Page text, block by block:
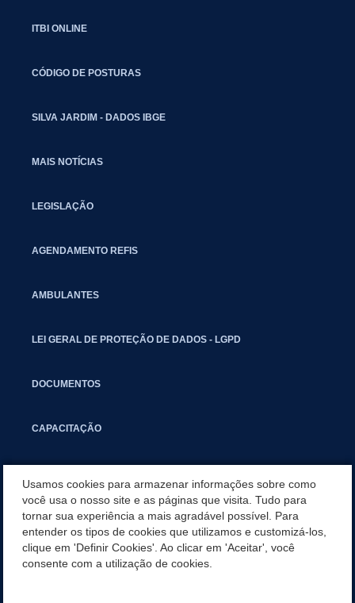
ITBI ONLINE
CÓDIGO DE POSTURAS
SILVA JARDIM - DADOS IBGE
MAIS NOTÍCIAS
LEGISLAÇÃO
AGENDAMENTO REFIS
AMBULANTES
LEI GERAL DE PROTEÇÃO DE DADOS - LGPD
DOCUMENTOS
CAPACITAÇÃO
GUIA RÁPIDO
SALA DO EMPREENDEDOR
Usamos cookies para armazenar informações sobre como
você usa o nosso site e as páginas que visita. Tudo para
tornar sua experiência a mais agradável possível. Para
entender os tipos de cookies que utilizamos e customizá-los,
clique em 'Definir Cookies'. Ao clicar em 'Aceitar', você
consente com a utilização de cookies.